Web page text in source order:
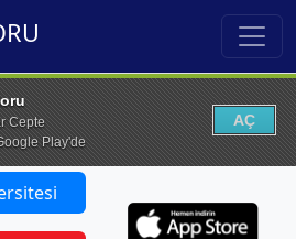
Cepte
Play'de
AÇ